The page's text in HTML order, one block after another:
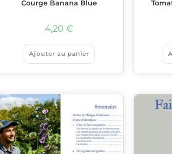
Courge Banana Blue
4,20€
Ajouter au panier